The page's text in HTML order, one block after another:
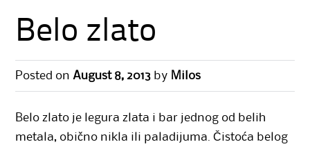
Belo zlato
Posted on August 8, 2013 by Milos
Belo zlato je legura zlata i bar jednog od belih
metala, obično nikla ili paladijuma. Čistoća belog